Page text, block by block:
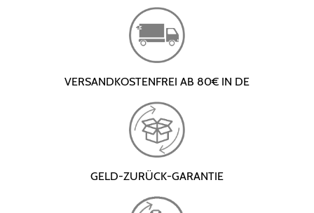
VERSANDKOSTENFREI AB 80€ IN DE
GELD-ZURÜCK-GARANTIE